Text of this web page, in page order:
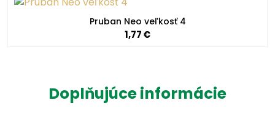
Pruban Neo veľkosť 4
1,77 €
Doplňujúce informácie